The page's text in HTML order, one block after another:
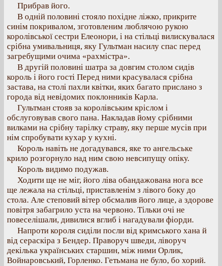
Прибрав його.
В одній половині стояло похідне ліжко, прикрите
синім покривалом, зготовленим люблячою рукою
королівської сестри Елеонори, і на стільці вилискувалася
срібна умивальниця, яку Гультман насилу спас перед
загребущими очима «рахмістра».
В другій половині шатра за довгим столом сидів
король і його гості Перед ними красувалася срібна
застава, на столі пахли квітки, яких багато прислано з
города від невідомих поклонників Карла.
Гультман стояв за королівським кріслом і
обслуговував свого пана. Накладав йому срібними
вилками на срібну тарілку страву, яку перше мусів при
нім спробувати кухар у кухні.
Король навіть не догадувався, яке то ангельське
крило розгорнуло над ним свою невсипущу опіку.
Король видимо подужав.
Ходити ще не міг, його ліва обандажована нога все
ще лежала на стільці, приставленім з лівого боку до
стола. Але степовий вітер обсмалив його лице, а здорове
повітря забагрило уста на червоно. Тільки очі не
повеселішали, дивилися вглиб і нагадували фіорди.
Напроти короля сиділи посли від кримського хана й
від сераскіра з Бендер. Праворуч шведи, ліворуч
декілька українських старшин, між ними Орлик,
Войнаровський, Горленко. Гетьмана не було, бо хорий.